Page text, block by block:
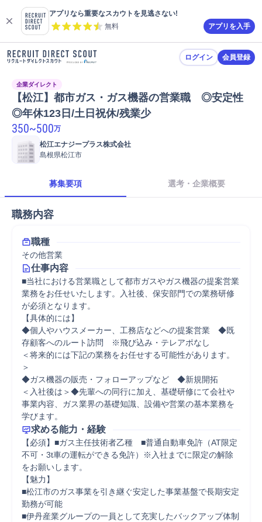
アプリなら重要なスカウトを見逃さない!
無料
アプリを入手
ログイン 会員登録
企業ダイレクト
【松江】都市ガス・ガス機器の営業職　◎安定性
◎年休123日/土日祝休/残業少
350~500万
松江エナジープラス株式会社
島根県松江市
募集要項 選考・企業概要
職務内容
職種
その他営業
仕事内容
■当社における営業職として都市ガスやガス機器の提案営業
業務をお任せいたします。入社後、保安部門での業務研修
が必須となります。
【具体的には】
◆個人やハウスメーカー、工務店などへの提案営業　◆既
存顧客へのルート訪問　※飛び込み・テレアポなし
＜将来的には下記の業務をお任せする可能性があります。
＞
◆ガス機器の販売・フォローアップなど　◆新規開拓
＜入社後は＞◆先輩への同行に加え、基礎研修にて会社や
事業内容、ガス業界の基礎知識、設備や営業の基本業務を
学びます。
求める能力・経験
【必須】■ガス主任技術者乙種　■普通自動車免許（AT限定
不可・3t車の運転ができる免許）※入社までに限定の解除
をお願いします。
【魅力】
■松江市のガス事業を引き継ぐ安定した事業基盤で長期安定
勤務が可能
■伊丹産業グループの一員として充実したバックアップ体制